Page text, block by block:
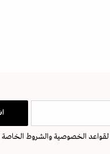
لقواعد الخصوصيةوالشروط الخاصة